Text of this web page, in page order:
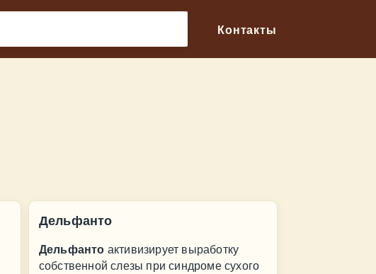
Контакты
Дельфанто
Дельфанто активизирует выработку
собственной слезы при синдроме сухого